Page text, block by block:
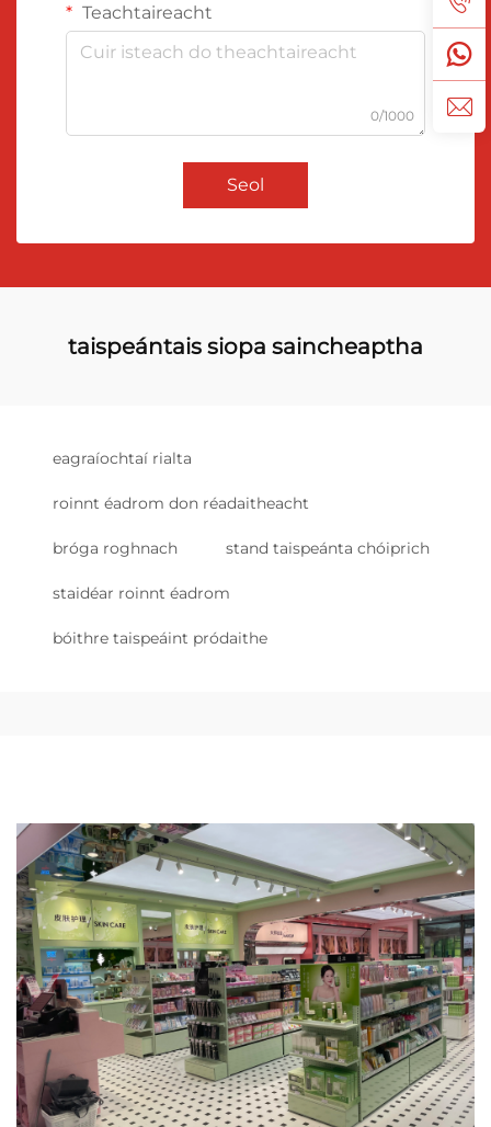
Teachtaireacht
0/1000
Seol
taispeántais siopa saincheaptha
eagraíochtaí rialta
roinnt éadrom don réadaitheacht
bróga roghnach stand taispeánta chóiprich
staidéar roinnt éadrom
bóithre taispeáint pródaithe